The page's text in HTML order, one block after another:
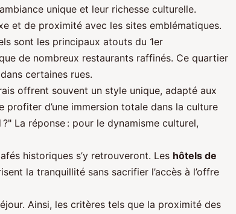
unique et leur richesse culturelle.
et de proximité avec les sites emblématiques.
sont les principaux atouts du 1er
de nombreux restaurants raffinés. Ce quartier
certaines rues.
offrent souvent un style unique, adapté aux
profiter d’une immersion totale dans la culture
La réponse : pour le dynamisme culturel,
historiques s’y retrouveront. Les hôtels de
la tranquillité sans sacrifier l’accès à l’offre
Ainsi, les critères tels que la proximité des